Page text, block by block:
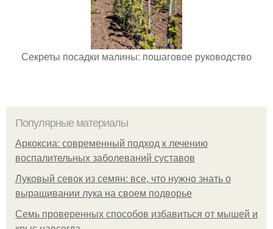
Секреты посадки малины: пошаговое руководство
Популярные материалы
Аркоксиа: современный подход к лечению
воспалительных заболеваний суставов
Луковый севок из семян: все, что нужно знать о
выращивании лука на своем подворье
Семь проверенных способов избавиться от мышей и